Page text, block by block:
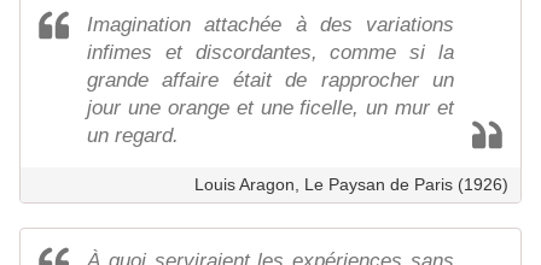
Imagination attachée à des variations
infimes et discordantes, comme si la
grande affaire était de rapprocher un
jour une orange et une ficelle, un mur et
un regard.
Louis Aragon, Le Paysan de Paris (1926)